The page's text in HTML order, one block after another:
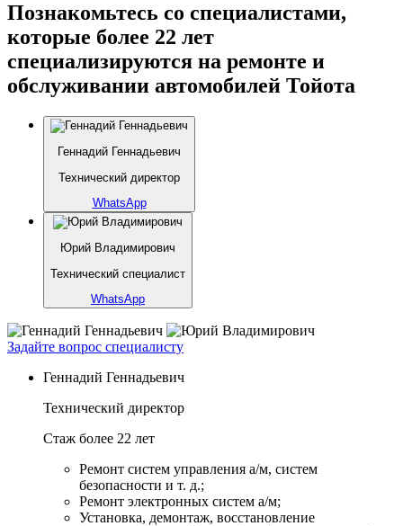
Познакомьтесь со специалистами,
которые более 22 лет
специализируются на ремонте и
обслуживании автомобилей Тойота
Геннадий Геннадьевич
Технический директор
WhatsApp
Юрий Владимирович
Технический специалист
WhatsApp
Задайте вопрос специалисту
Геннадий Геннадьевич
Технический директор
Стаж более 22 лет
Ремонт систем управления а/м, систем
безопасности и т. д.;
Ремонт электронных систем а/м;
Установка, демонтаж, восстановление